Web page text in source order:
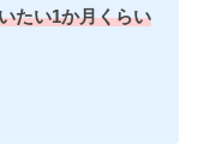
たい1か月くらい